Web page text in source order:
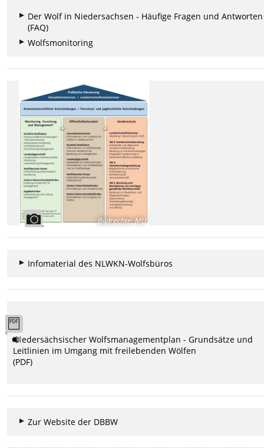
Der Wolf in Niedersachsen - Häufige Fragen und Antworten
(FAQ)
Wolfsmonitoring
Bildrechte:MU
Infomaterial des NLWKN-Wolfsbüros
Niedersächsischer Wolfsmanagementplan - Grundsätze und
Leitlinien im Umgang mit freilebenden Wölfen
(PDF)
Zur Website der DBBW